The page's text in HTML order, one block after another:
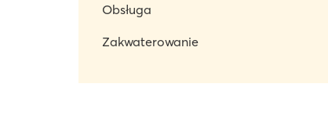
Obsługa
Zakwaterowanie